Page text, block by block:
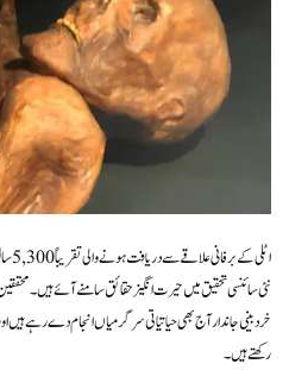
نئی سائنسی تحقیق میں حیرت انگیز حقائق سامنے آئے ہیں۔
خردبینی جاندار آج بھی حیاتیاتی سرگرمیاں انجام دے رہے ہیں
رکھتے ہیں۔